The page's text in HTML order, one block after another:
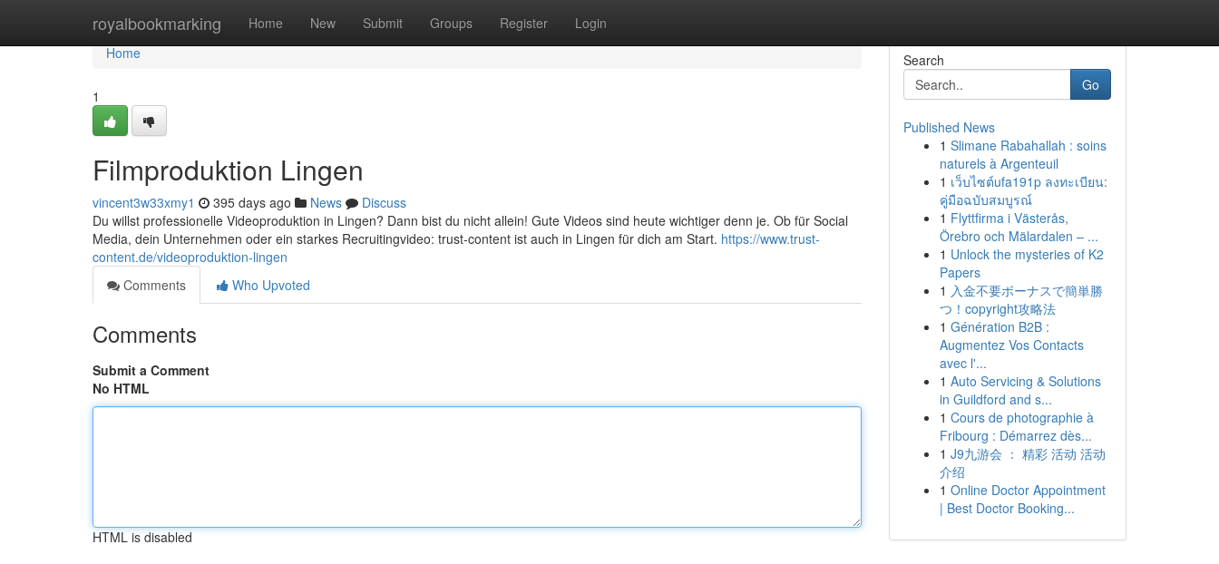
royalbookmarking Home New Submit Groups Register Login
Home
Home
1
Filmproduktion Lingen
vincent3w33xmy1 395 days ago News
Discuss
Du willst professionelle Videoproduktion in Lingen? Dann bist du nicht allein! Gute Videos sind heute wichtiger denn je. Ob für Social
Media, dein Unternehmen oder ein starkes Recruitingvideo: trust-content ist auch in Lingen für dich am Start. https://www.trust-
content.de/videoproduktion-lingen
Comments
Who Upvoted
Comments
Submit a Comment
No HTML
HTML is disabled
Search
Go
Published News
1 Slimane Rabahallah : soins
naturels à Argenteuil
1 เว็บไซต์ufa191p ลงทะเบียน:
คู่มือฉบับสมบูรณ์
1 Flyttfirma i Västerås,
Örebro och Mälardalen – ...
1 Unlock the mysteries of K2
Papers
1 入金不要ボーナスで簡単勝
つ！copyright攻略法
1 Génération B2B :
Augmentez Vos Contacts
avec l'...
1 Auto Servicing & Solutions
in Guildford and s...
1 Cours de photographie à
Fribourg : Démarrez dès...
1 J9九游会 ： 精彩 活动 活动
介绍
1 Online Doctor Appointment
| Best Doctor Booking...